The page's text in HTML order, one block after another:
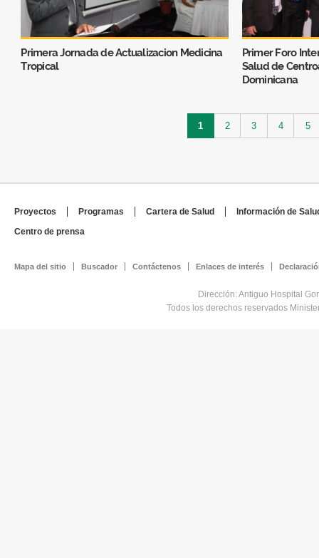
Primera Jornada de Actualizacion Medicina
Tropical
Primer Foro
Salud de
Dominicana
1 2 3 4 5
Proyectos Programas Cartera de Salud
Información de
Centro de prensa
Mapa del sitio Buscador Contáctenos Enlaces de interés
Dirección: Antiguo Hospital
Todos los derechos reservados